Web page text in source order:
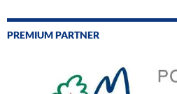
PREMIUM PARTNER